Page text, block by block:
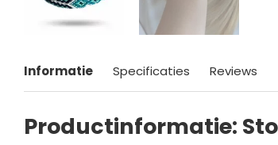
Informatie Specificaties Reviews
Productinformatie: